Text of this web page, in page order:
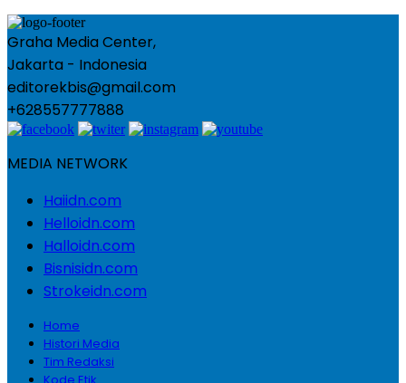
Graha Media Center,
Jakarta - Indonesia
editorekbis@gmail.com
+628557777888
MEDIA NETWORK
Haiidn.com
Helloidn.com
Halloidn.com
Bisnisidn.com
Strokeidn.com
Home
Histori Media
Tim Redaksi
Kode Etik